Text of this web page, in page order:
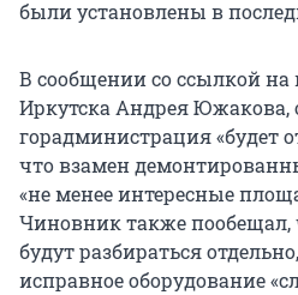
были установлены в
В сообщении со ссылкой на
Иркутска Андрея Южакова,
горадминистрация «будет
что взамен
«не менее интересные
Чиновник также пообещал,
будут разбираться
исправное оборудование